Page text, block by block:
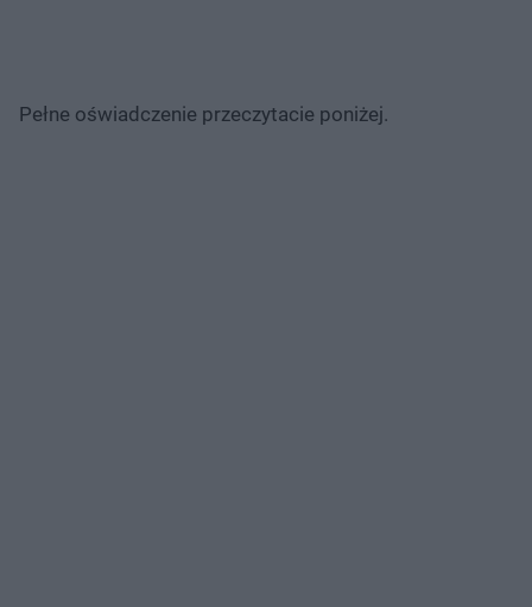
Pełne oświadczenie przeczytacie poniżej.